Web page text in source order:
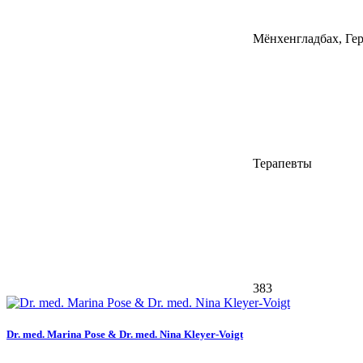
Мёнхенгладбах,
Терапевты
383
Dr. med. Marina Pose & Dr. med. Nina Kleyer-Voigt